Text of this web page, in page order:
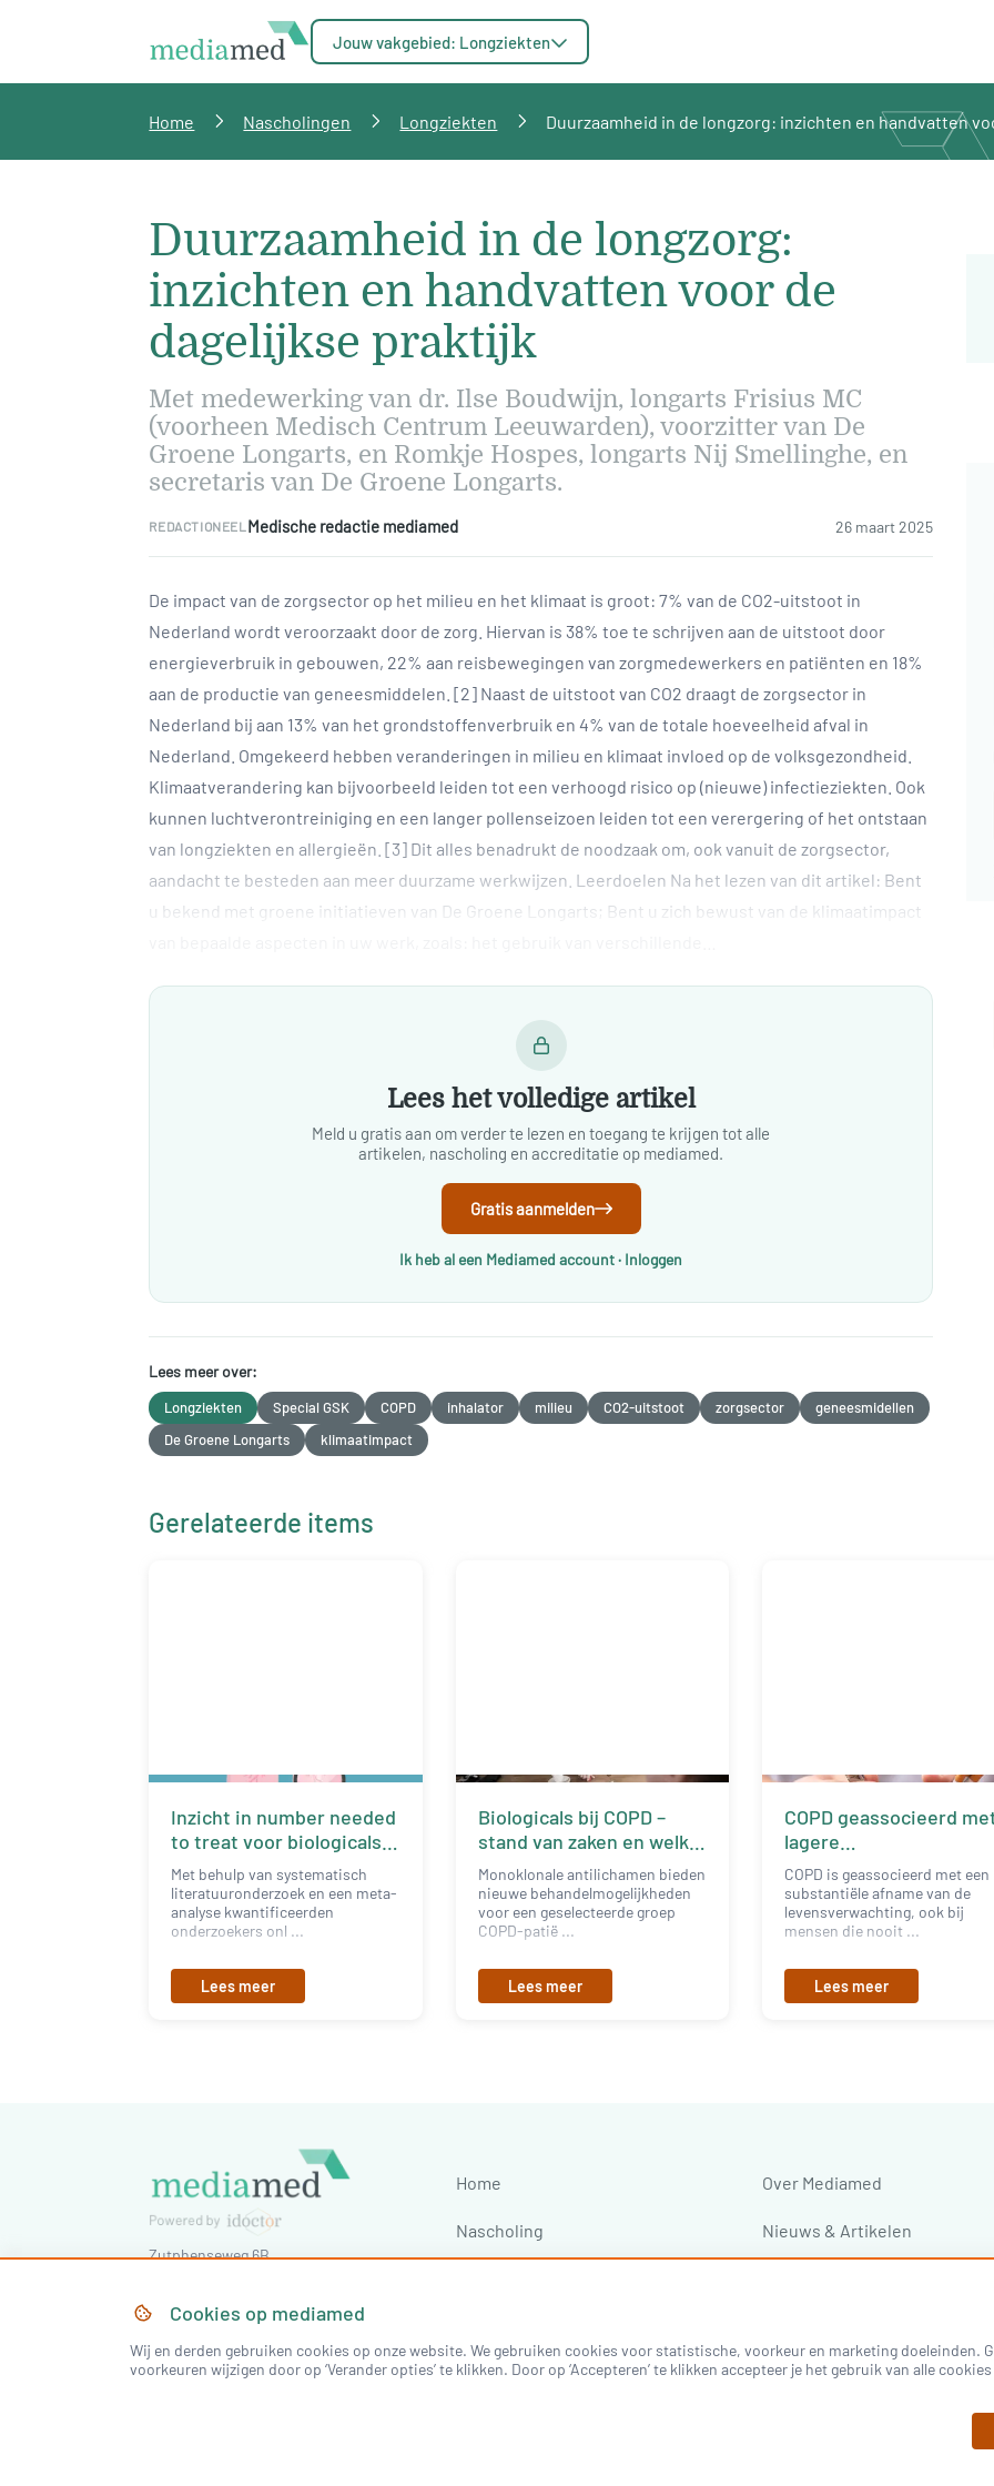
Jouw vakgebied: Longziekten
Home Nascholingen Longziekten Duurzaamheid in de longzorg: inzichten en handvatten
Duurzaamheid in de longzorg:
inzichten en handvatten voor de
dagelijkse praktijk
Met medewerking van dr. Ilse Boudwijn, longarts Frisius MC
(voorheen Medisch Centrum Leeuwarden), voorzitter van De
Groene Longarts, en Romkje Hospes, longarts Nij Smellinghe, en
secretaris van De Groene Longarts.
REDACTIONEEL Medische redactie mediamed 26 maart 2025
De impact van de zorgsector op het milieu en het klimaat is groot: 7% van de CO2-uitstoot in
Nederland wordt veroorzaakt door de zorg. Hiervan is 38% toe te schrijven aan de uitstoot door
energieverbruik in gebouwen, 22% aan reisbe­wegingen van zorgmedewerkers en patiënten en 18%
aan de productie van geneesmiddelen. [2] Naast de uitstoot van CO2 draagt de zorgsector in
Nederland bij aan 13% van het grondstoffenverbruik en 4% van de totale hoeveelheid afval in
Nederland. Omgekeerd hebben veranderingen in milieu en klimaat invloed op de volksgezondheid.
Klimaatverandering kan bijvoorbeeld leiden tot een verhoogd risico op (nieuwe) infectieziekten. Ook
kunnen luchtverontreiniging en een langer pollenseizoen leiden tot een verergering of het ontstaan
van longziekten en allergieën. [3] Dit alles benadrukt de noodzaak om, ook vanuit de zorgsector,
aandacht te besteden aan meer duurzame werkwijzen. Leerdoelen Na het lezen van dit artikel: Bent
u bekend met groene initiatie­ven van De Groene Longarts; Bent u zich bewust van de klimaatimpact
Lees het volledige artikel
Meld u gratis aan om verder te lezen en toegang te krijgen tot alle
artikelen, nascholing en accreditatie op mediamed.
Gratis aanmelden
Ik heb al een Mediamed account · Inloggen
Lees meer over:
Longziekten Special GSK COPD inhalator milieu CO2-uitstoot zorgsector
geneesmidellen
De Groene Longarts
klimaatimpact
Gerelateerde items
Inzicht in number needed
to treat voor biologicals
bij COPD
Met behulp van systematisch
literatuuronderzoek en een meta-
analyse kwantificeerden
onderzoekers onl ...
Lees meer
Biologicals bij COPD –
stand van zaken en welke
kansen liggen er
Monoklonale antilichamen bieden
nieuwe behandelmogelijkheden
voor een geselecteerde groep
COPD-patië ...
Lees meer
COPD geassocieerd
lagere
levensverwachting, ook
bij nooit-rokers
COPD is geassocieerd met een
substantiële afname van de
levensverwachting, ook bij
mensen die nooit ...
Lees meer
Zutphenseweg 6B
Tel:030-7603620
staff@idoctornet.com
Home Over Mediamed
Nascholing Nieuws & Artikelen
Cookies op mediamed
Wij en derden gebruiken cookies op onze website. We gebruiken cookies voor statistische, voorkeur en marketing doeleinden.
voorkeuren wijzigen door op ‘Verander opties’ te klikken. Door op ‘Accepteren’ te klikken accepteer je het gebruik van alle